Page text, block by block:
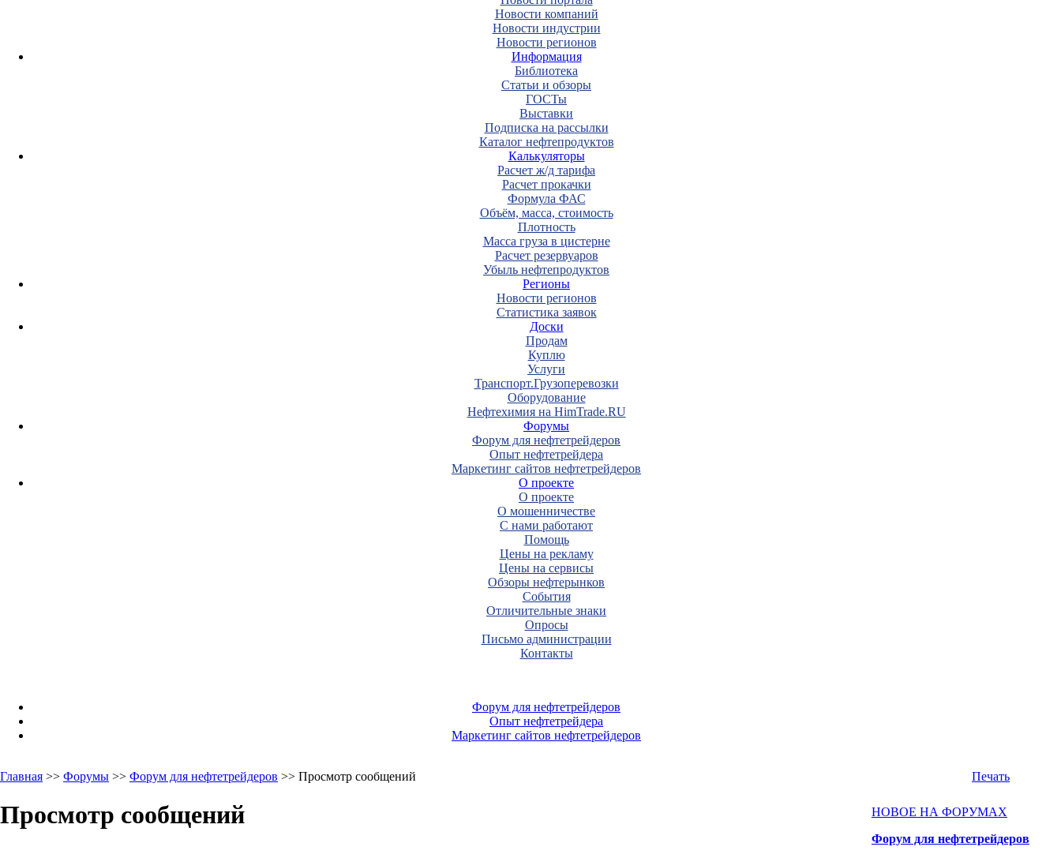
Новости компаний
Новости индустрии
Новости регионов
Информация
Библиотека
Статьи и обзоры
ГОСТы
Выставки
Подписка на рассылки
Каталог нефтепродуктов
Калькуляторы
Расчет ж/д тарифа
Расчет прокачки
Формула ФАС
Объём, масса, стоимость
Плотность
Масса груза в цистерне
Расчет резервуаров
Убыль нефтепродуктов
Регионы
Новости регионов
Статистика заявок
Доски
Продам
Куплю
Услуги
Транспорт.Грузоперевозки
Оборудование
Нефтехимия на HimTrade.RU
Форумы
Форум для нефтетрейдеров
Опыт нефтетрейдера
Маркетинг сайтов нефтетрейдеров
О проекте
О проекте
О мошенничестве
С нами работают
Помощь
Цены на рекламу
Цены на сервисы
Обзоры нефтерынков
События
Отличительные знаки
Опросы
Письмо администрации
Контакты
Форум для нефтетрейдеров
Опыт нефтетрейдера
Маркетинг сайтов нефтетрейдеров
Главная >> Форумы >> Форум для нефтетрейдеров >> Просмотр сообщений Печать
Просмотр сообщений
НОВОЕ НА ФОРУМАХ
Форум для нефтетрейдеров